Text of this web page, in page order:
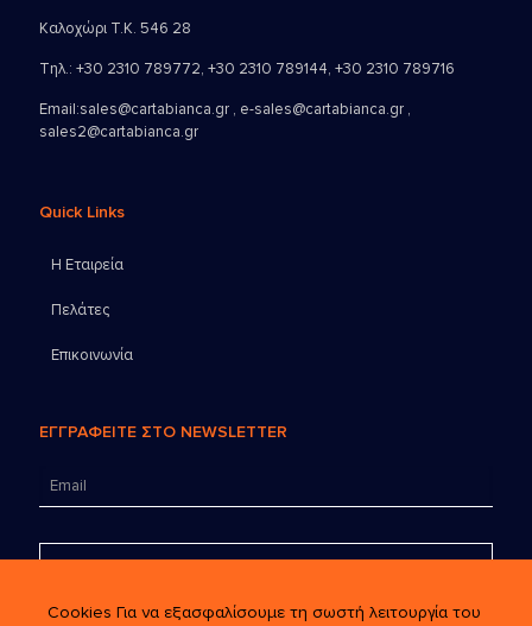
Καλοχώρι Τ.Κ. 546 28
Τηλ.: +30 2310 789772, +30 2310 789144, +30 2310 789716
Email:sales@cartabianca.gr , e-sales@cartabianca.gr ,
sales2@cartabianca.gr
Quick Links
Η Εταιρεία
Πελάτες
Επικοινωνία
ΕΓΓΡΑΦΕΙΤΕ ΣΤΟ NEWSLETTER
Cookies Για να εξασφαλίσουμε τη σωστή λειτουργία του